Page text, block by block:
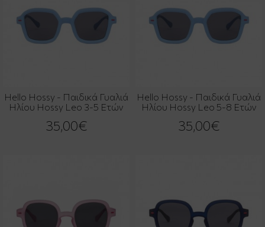
Hello Hossy - Παιδικά Γυαλιά
Ηλίου Hossy Leo 3-5 Ετών
35,00€
Hello Hossy - Παιδικά Γυαλιά
Ηλίου Hossy Leo 5-8 Ετών
35,00€